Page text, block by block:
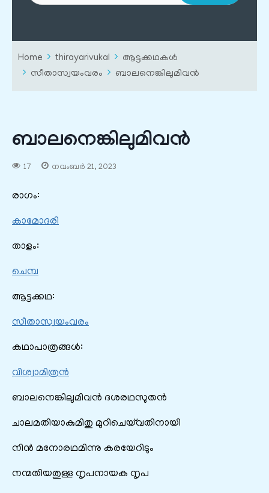
Home thirayarivukal
ആട്ടക്കഥകൾ
സീതാസ്വയംവരം
ബാലനെങ്കിലുമിവന്‍
ബാലനെങ്കിലുമിവന്‍
17 നവംബർ 21, 2023
രാഗം:
കാമോദരി
താളം:
ചെമ്പ
ആട്ടക്കഥ:
സീതാസ്വയംവരം
കഥാപാത്രങ്ങൾ:
വിശ്വാമിത്രൻ
ബാലനെങ്കിലുമിവന്‍ ദശരഥസുതന്‍
ചാലമതിയാകുമിതു മുറിചെയ്‌വതിനായി
നിന്‍ മനോരഥമിന്നു കരയേറിടും
നന്മതിയതുള്ള നൃപനായക നൃപ